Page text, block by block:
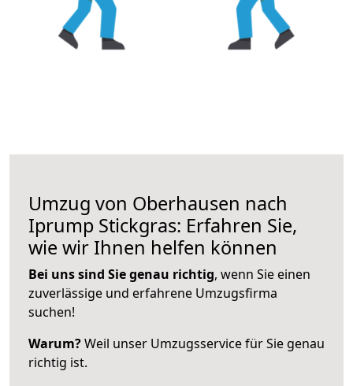
Umzug von Oberhausen nach
Iprump Stickgras: Erfahren Sie,
wie wir Ihnen helfen können
Bei uns sind Sie genau richtig, wenn Sie einen
zuverlässige und erfahrene Umzugsfirma
suchen!
Warum?Weil unser Umzugsservice für Sie genau
richtig ist.